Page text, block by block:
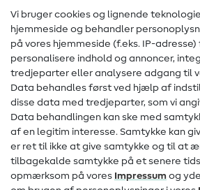
Syvejledninger
Hjælp & kontakt
Kontakt
Information om ændring af operatør
FAQ
Fortrydelsesret
Populært
Vi bruger cookies og lignende
hjemmeside og behandler
på vores hjemmeside (f.eks. IP-adresse)
personalisere indhold og annoncer,
tredjeparter eller analysere adgang til
Data behandles først ved hjælp af
disse data med tredjeparter, som vi
Data behandlingen kan ske med
af en legitim interesse. Samtykke kan
er ret til ikke at give samtykke og til at
tilbagekalde samtykke på et senere
opmærksom på vores Impressum og